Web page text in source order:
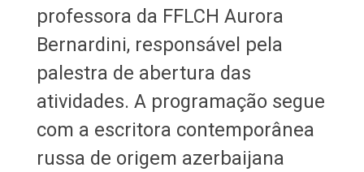
professora da FFLCH Aurora
Bernardini, responsável pela
palestra de abertura das
atividades. A programação segue
com a escritora contemporânea
russa de origem azerbaijana